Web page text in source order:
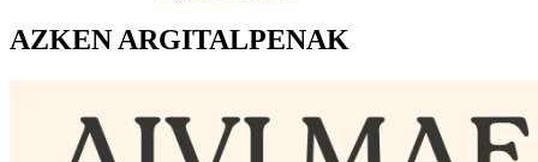
AZKEN ARGITALPENAK